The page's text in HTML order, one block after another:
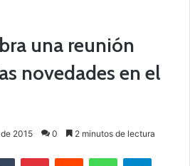
una reunión
novedades en el
2015 0 2 minutos de lectura